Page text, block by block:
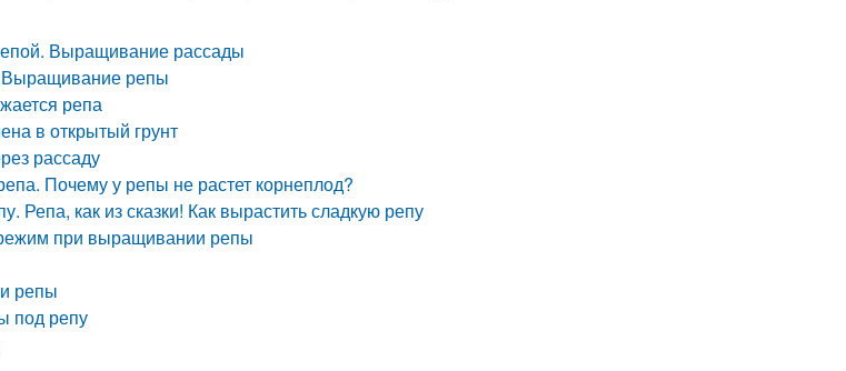
Выращивание рассады
Выращивание репы
репа
в открытый грунт
рассаду
Почему у репы не растет корнеплод?
Репа, как из сказки! Как вырастить сладкую репу
при выращивании репы
репы
под репу